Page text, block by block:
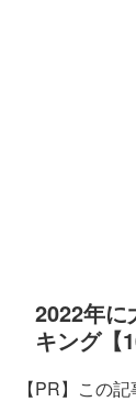
2022年に
キング【
【PR】この